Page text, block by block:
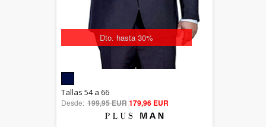
Dto. hasta 30%
out of 5
Tallas 54 a 66
Desde: 199,95 EUR179,96 EUR